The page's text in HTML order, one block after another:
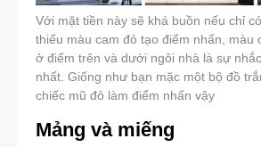
Với mặt tiền này sẽ khá buồn nếu chỉ
thiếu màu cam đỏ tạo điểm nhấn, màu
ở điểm trên và dưới ngôi nhà là sự
nhất. Giống như bạn mặc một bộ đồ
chiếc mũ đỏ làm điểm nhấn vậy
Mảng và miếng